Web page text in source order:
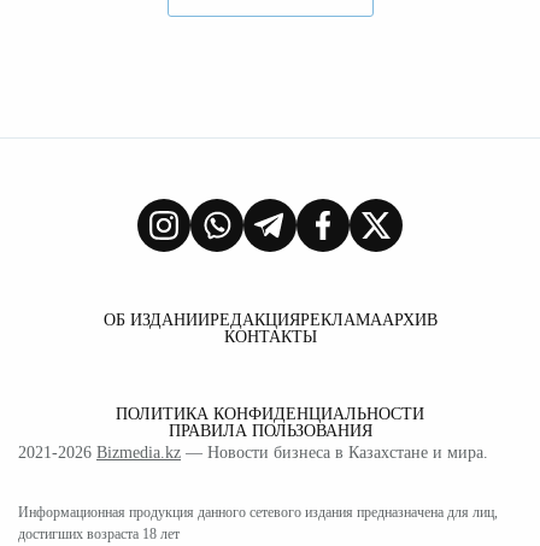
ОБ ИЗДАНИИРЕДАКЦИЯРЕКЛАМААРХИВ
КОНТАКТЫ
ПОЛИТИКА КОНФИДЕНЦИАЛЬНОСТИ
ПРАВИЛА ПОЛЬЗОВАНИЯ
2021-2026 Bizmedia.kz — Новости бизнеса в Казахстане и мира.
Информационная продукция данного сетевого издания предназначена для лиц,
достигших возраста 18 лет